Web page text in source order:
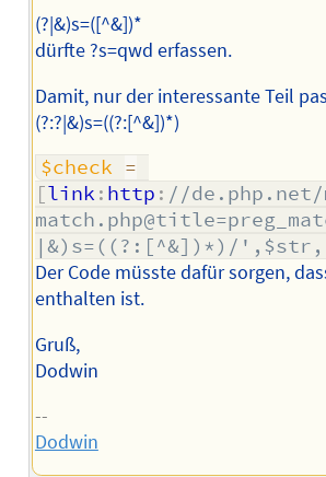
(?|&)s=([^&])*
dürfte ?s=qwd erfassen.
Damit, nur der interessante Teil
(?:?|&)s=((?:[^&])*)
$check =
[link : http : //de.php.net/
|&)s=((?:[^&])*)/
Der Code müsste dafür sorgen,
enthalten ist.
Gruß,
Dodwin
--
Dodwin